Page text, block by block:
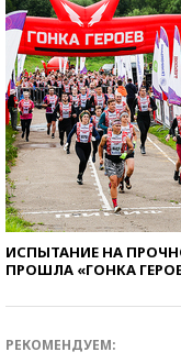
ИСПЫТАНИЕ НА
ПРОШЛА «ГОНКА
РЕКОМЕНДУЕМ: